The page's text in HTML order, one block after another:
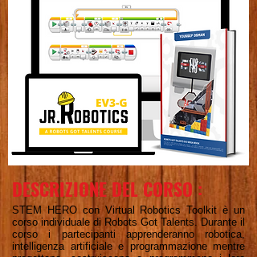
DESCRIZIONE DEL CORSO :
STEM HERO con Virtual Robotics Toolkit è un
corso individuale di Robots Got Talents. Durante il
corso i partecipanti apprenderanno robotica,
intelligenza artificiale e programmazione mentre